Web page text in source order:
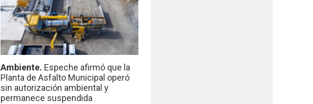
Ambiente. Espeche afirmó que la
Planta de Asfalto Municipal operó
sin autorización ambiental y
permanece suspendida